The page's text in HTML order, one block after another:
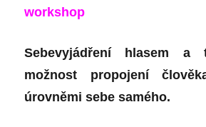
workshop
Sebevyjádření hlasem a
možnost propojení
úrovněmi sebe samého.